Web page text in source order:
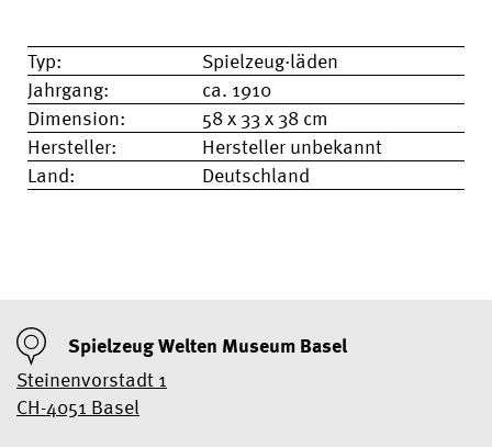
Typ:
Spielzeug·läden
Jahrgang:
ca. 1910
Dimension:
58 x 33 x 38 cm
Hersteller:
Hersteller unbekannt
Land:
Deutschland
Spielzeug Welten Museum Basel
Steinenvorstadt 1
CH-4051 Basel